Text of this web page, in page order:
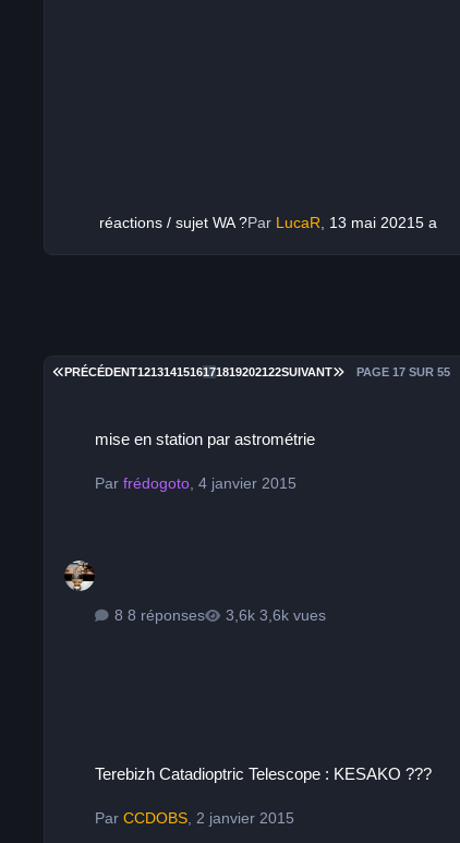
réactions / sujet WA ?Par LucaR 13 mai 20215 a
PREMIÈRE PAGE
PRÉCÉDENT1213141516171819202122SUIVANT DERNIÈRE PAGE
PAGE 17 SUR 55
mise en station par astrométrie
Parfrédogoto ,4 janvier 2015
8 réponses 3,6k vues
Terebizh Catadioptric Telescope : KESAKO ???
ParCCDOBS 2 janvier 2015